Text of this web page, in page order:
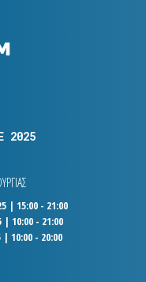
2025
| 15:00 - 21:00
10:00 - 21:00
10:00 - 20:00